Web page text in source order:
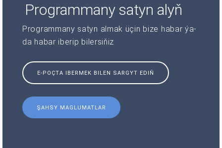
Programmany satyn alyň
Programmany satyn almak üçin bize habar ýa-
da habar iberip bilersiňiz
E-POÇTA IBERMEK BILEN SARGYT EDIŇ
ŞAHSY MAGLUMATLAR